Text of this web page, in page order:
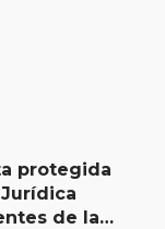
protegida
de la